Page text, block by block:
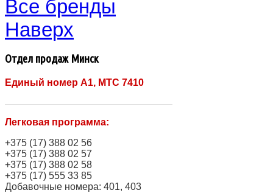
Все бренды
Наверх
Отдел продаж Минск
Единый номер A1, МТС 7410
Легковая программа:
+375 (17) 388 02 56
+375 (17) 388 02 57
+375 (17) 388 02 58
+375 (17) 555 33 85
Добавочные номера: 401, 403